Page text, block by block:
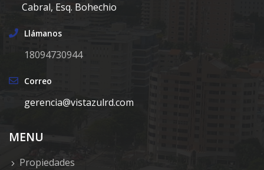
Cabral, Esq. Bohechio
Llámanos
18094730944
Correo
gerencia@vistazulrd.com
MENU
Propiedades